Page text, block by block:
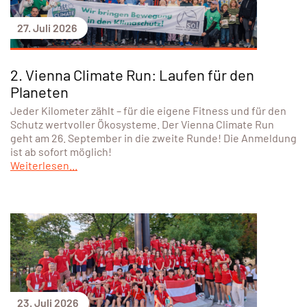
27. Juli 2026
2. Vienna Climate Run: Laufen für den
Planeten
Jeder Kilometer zählt – für die eigene Fitness und für den
Schutz wertvoller Ökosysteme. Der Vienna Climate Run
geht am 26. September in die zweite Runde! Die Anmeldung
ist ab sofort möglich!
Weiterlesen...
23. Juli 2026